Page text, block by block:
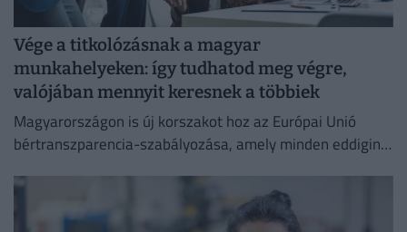
Vége a titkolózásnak a magyar
munkahelyeken: így tudhatod meg végre,
valójában mennyit keresnek a többiek
Magyarországon is új korszakot hoz az Európai Unió
bértranszparencia-szabályozása, amely minden eddiginél